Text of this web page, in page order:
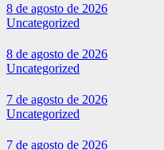
8 de agosto de 2026
Uncategorized
8 de agosto de 2026
Uncategorized
7 de agosto de 2026
Uncategorized
7 de agosto de 2026